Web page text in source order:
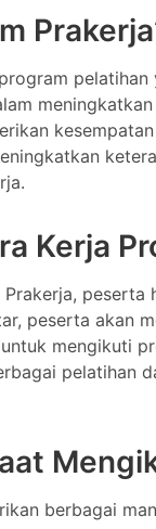
Kerja
peserta akan
mengikuti
pelatihan
berbagai